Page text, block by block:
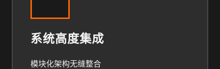
系统高度集成
模块化架构无缝整合